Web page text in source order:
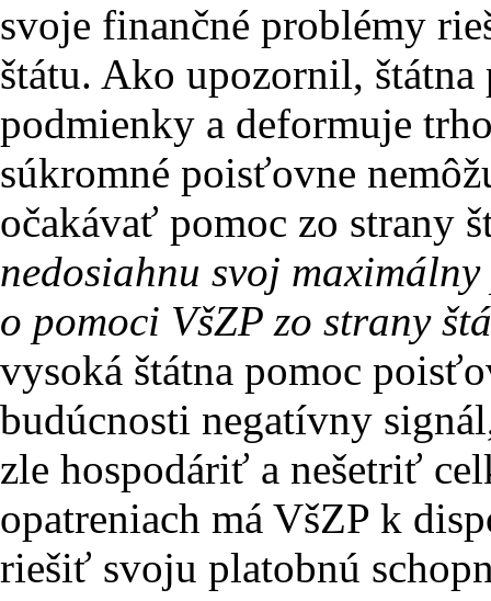
svoje finančné problémy
štátu. Ako upozornil,
podmienky a deformuje
súkromné poisťovne
očakávať pomoc zo strany
nedosiahnu svoj
o pomoci VšZP zo strany
vysoká štátna pomoc
budúcnosti negatívny
zle hospodáriť a nešetriť
opatreniach má VšZP k
riešiť svoju platobnú